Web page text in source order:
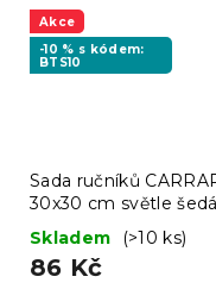
Akce
-10 % s kódem:
BTS10
Sada ručníků
30x30 cm světle šedá
100% bavlna, 3 ks
Skladem (>10 ks)
86 Kč